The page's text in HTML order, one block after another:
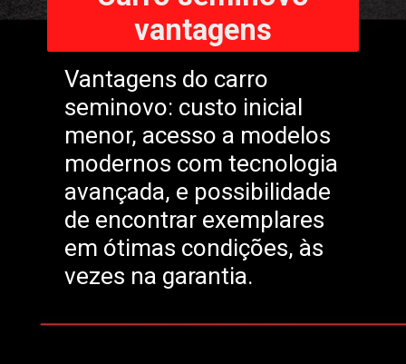
Vantagens do carro
seminovo: custo inicial
menor, acesso a modelos
modernos com tecnologia
avançada, e possibilidade
de encontrar exemplares
em ótimas condições, às
vezes na garantia.
vantagens